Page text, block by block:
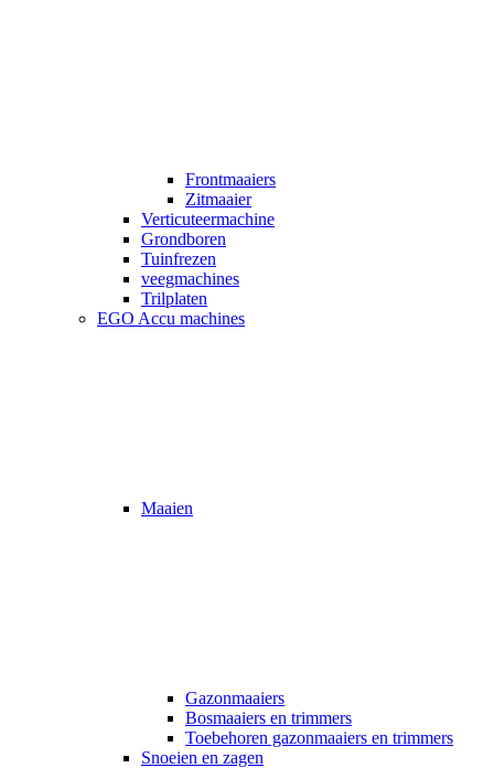
Frontmaaiers
Zitmaaier
Verticuteermachine
Grondboren
Tuinfrezen
veegmachines
Trilplaten
EGO Accu machines
Maaien
Gazonmaaiers
Bosmaaiers en trimmers
Toebehoren gazonmaaiers en trimmers
Snoeien en zagen